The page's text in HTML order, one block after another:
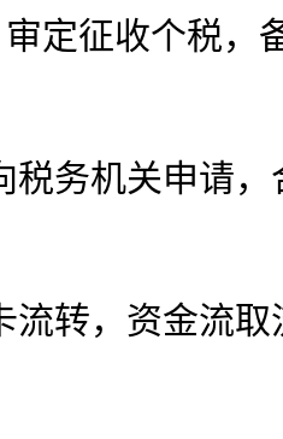
征收个税，
务机关申请，
转，资金流取